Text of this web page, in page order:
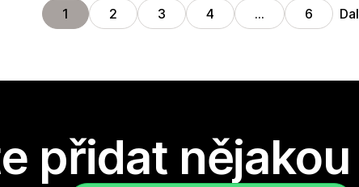
1 2 3 4 … 6
přidat